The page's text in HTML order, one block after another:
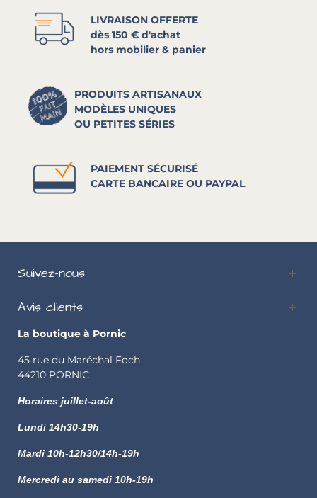
LIVRAISON OFFERTE
dès 150 € d'achat
hors mobilier & panier
PRODUITS ARTISANAUX
MODÈLES UNIQUES
OU PETITES SÉRIES
PAIEMENT SÉCURISÉ
CARTE BANCAIRE OU PAYPAL
Suivez-nous
Avis clients
La boutique à Pornic
45 rue du Maréchal Foch
44210 PORNIC
Horaires juillet-août
Lundi 14h30-19h
Mardi 10h-12h30/14h-19h
Mercredi au samedi 10h-19h